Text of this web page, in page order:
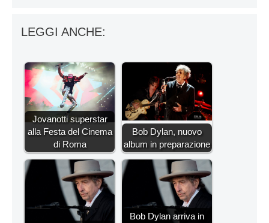
LEGGI ANCHE:
Jovanotti superstar
alla Festa del Cinema
di Roma
Bob Dylan, nuovo
album in preparazione
Bob Dylan arriva in